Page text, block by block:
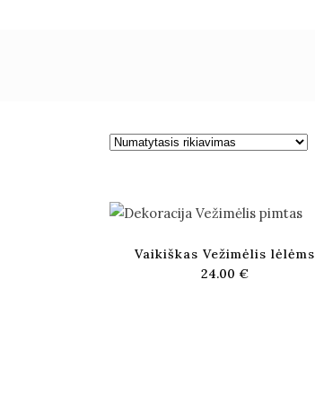
Vaikiškas Vežimėlis lėlėms
24.00 €